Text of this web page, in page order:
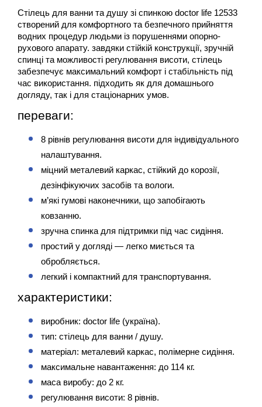
стілець для ванни та душу зі спинкою doctor life 12533
створений для комфортного та безпечного прийняття
водних процедур людьми із порушеннями опорно-
рухового апарату. завдяки стійкій конструкції, зручній
спинці та можливості регулювання висоти, стілець
забезпечує максимальний комфорт і стабільність під
час використання. підходить як для домашнього
догляду, так і для стаціонарних умов.
переваги:
8 рівнів регулювання висоти для індивідуального
налаштування.
міцний металевий каркас, стійкий до корозії,
дезінфікуючих засобів та вологи.
м’які гумові наконечники, що запобігають
ковзанню.
зручна спинка для підтримки під час сидіння.
простий у догляді — легко миється та
обробляється.
легкий і компактний для транспортування.
характеристики:
виробник: doctor life (україна).
тип: стілець для ванни / душу.
матеріал: металевий каркас, полімерне сидіння.
максимальне навантаження: до 114 кг.
маса виробу: до 2 кг.
регулювання висоти: 8 рівнів.